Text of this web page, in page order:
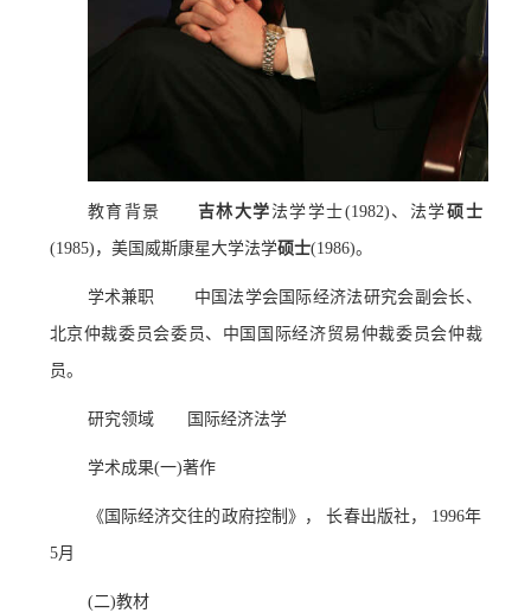
教育背景 吉林大学 法学学士(1982)、法学硕士
(1985)，美国威斯康星大学法学硕士(1986)。
学术兼职 中国法学会国际经济法研究会副会长、
北京仲裁委员会委员、中国国际经济贸易仲裁委员会仲裁
员。
研究领域 国际经济法学
学术成果(一)著作
《国际经济交往的政府控制》， 长春出版社， 1996年
5月
(二)教材